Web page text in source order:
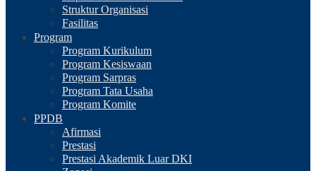
Struktur Organisasi
Fasilitas
Program
Program Kurikulum
Program Kesiswaan
Program Sarpras
Program Tata Usaha
Program Komite
PPDB
Afirmasi
Prestasi
Prestasi Akademik Luar DKI